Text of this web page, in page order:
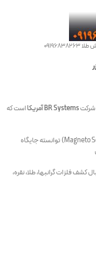
شرکتBR Systems آمریکا
است که
(Long-Range Detection، Ionic System و Magneto Scan) توانسته جایگاه
کشف فلزات گرانبها، طلا، نقره،